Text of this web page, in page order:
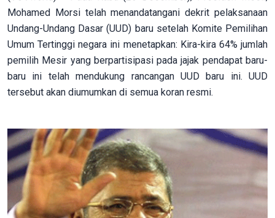
Mohamed Morsi telah menandatangani dekrit pelaksanaan
Undang-Undang Dasar (UUD) baru setelah Komite Pemilihan
Umum Tertinggi negara ini menetapkan: Kira-kira 64% jumlah
pemilih Mesir yang berpartisipasi pada jajak pendapat baru-
baru ini telah mendukung rancangan UUD baru ini. UUD
tersebut akan diumumkan di semua koran resmi.